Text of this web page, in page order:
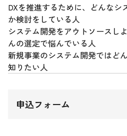
DXを推進するために、どんなシ
か検討をしている人
システム開発をアウトソースし
んの選定で悩んでいる人
新規事業のシステム開発ではど
知りたい人
申込フォーム